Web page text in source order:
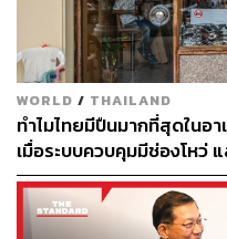
ตลาดเริ่มกลับมาคิดเรื่องด
การขึ้นดอกเบี้ยอีกครั้ง
🟡 8) รัฐบาลไทยขอโท
นายกฯ อนุทิน แถลงวันเส
WORLD / THAILAND
ทำไมไทยมีปืนมากที่สุดในอ
เมื่อระบบควบคุมมีช่องโหว่